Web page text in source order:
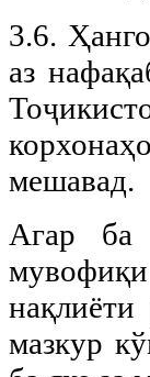
3.6.
аз
мешавад.
Агар ба
мазкур